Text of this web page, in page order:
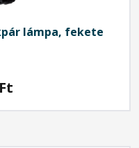
lámpa, fekete
Ft